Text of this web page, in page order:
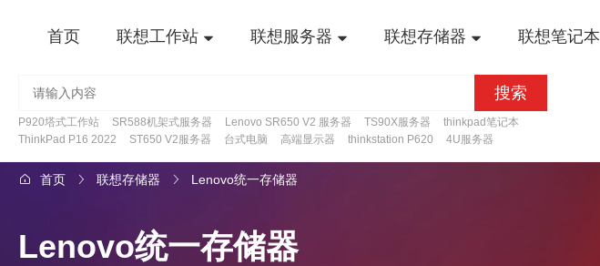
首页 联想工作站 联想服务器 联想存储器 联想笔记本
搜索
P920塔式工作站 SR588机架式服务器 Lenovo SR650 V2 服务器 TS90X服务器
thinkpad笔记本
ThinkPad P16 2022
ST650 V2服务器 台式电脑 高端显示器 thinkstation P620 4U服务器
首页 联想存储器 Lenovo统一存储器
Lenovo统一存储器